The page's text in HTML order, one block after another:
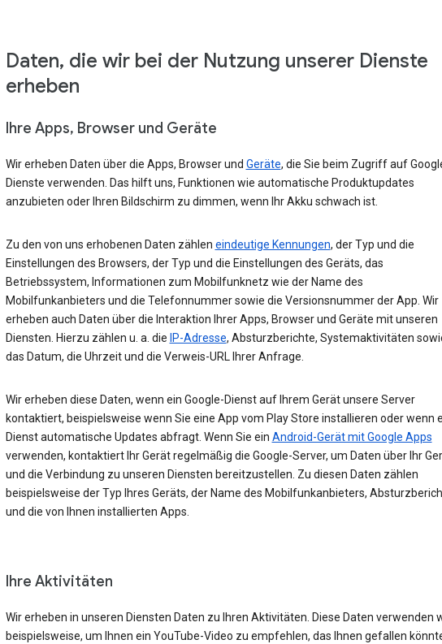
Daten, die wir bei der Nutzung unserer Dienste
erheben
Ihre Apps, Browser und Geräte
Wir erheben Daten über die Apps, Browser und Geräte, die Sie beim Zugriff auf
Dienste verwenden. Das hilft uns, Funktionen wie automatische Produktupdates
anzubieten oder Ihren Bildschirm zu dimmen, wenn Ihr Akku schwach ist.
Zu den von uns erhobenen Daten zählen eindeutige Kennungen, der Typ und die
Einstellungen des Browsers, der Typ und die Einstellungen des Geräts, das
Betriebssystem, Informationen zum Mobilfunknetz wie der Name des
Mobilfunkanbieters und die Telefonnummer sowie die Versionsnummer der App. Wir
erheben auch Daten über die Interaktion Ihrer Apps, Browser und Geräte mit unseren
Diensten. Hierzu zählen u. a. die IP-Adresse, Absturzberichte, Systemaktivitäten
das Datum, die Uhrzeit und die Verweis-URL Ihrer Anfrage.
Wir erheben diese Daten, wenn ein Google-Dienst auf Ihrem Gerät unsere Server
kontaktiert, beispielsweise wenn Sie eine App vom Play Store installieren oder wenn
Dienst automatische Updates abfragt. Wenn Sie ein Android-Gerät mit Google Apps
verwenden, kontaktiert Ihr Gerät regelmäßig die Google-Server, um Daten über Ihr
und die Verbindung zu unseren Diensten bereitzustellen. Zu diesen Daten zählen
beispielsweise der Typ Ihres Geräts, der Name des Mobilfunkanbieters,
und die von Ihnen installierten Apps.
Ihre Aktivitäten
Wir erheben in unseren Diensten Daten zu Ihren Aktivitäten. Diese Daten verwenden
beispielsweise, um Ihnen ein YouTube-Video zu empfehlen, das Ihnen gefallen